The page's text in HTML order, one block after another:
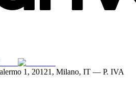
1, 20121, Milano, IT — P. IVA